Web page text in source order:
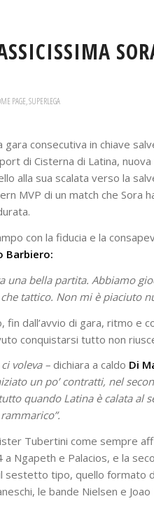
PAGE,SUPERLEGA
gara consecutiva in chiave
di Cisterna di Latina,
alla sua scalata verso la
MVP di un match che
con la fiducia e la
Barbiero:
una bella partita. Abbiamo
tattico. Non mi è piaciuto
fin dall’avvio di gara, ritmo e
conquistarsi tutto non
voleva – dichiara a caldo Di
un po’ contratti, nel
quando Latina è calata al
Tubertini come sempre
Ngapeth e Palacios, e la
sestetto tipo, quello formato
le bande Nielsen e